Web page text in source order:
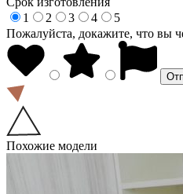
1
2 3 4
5
Пожалуйста, докажите, что вы
Похожие модели